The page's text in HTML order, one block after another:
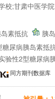
校;甘肃中医学院
素抵抗 胰
尿病胰岛素
验性2型糖尿病
同方期刊数据库